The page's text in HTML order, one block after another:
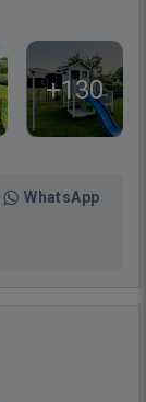
+130
WhatsApp